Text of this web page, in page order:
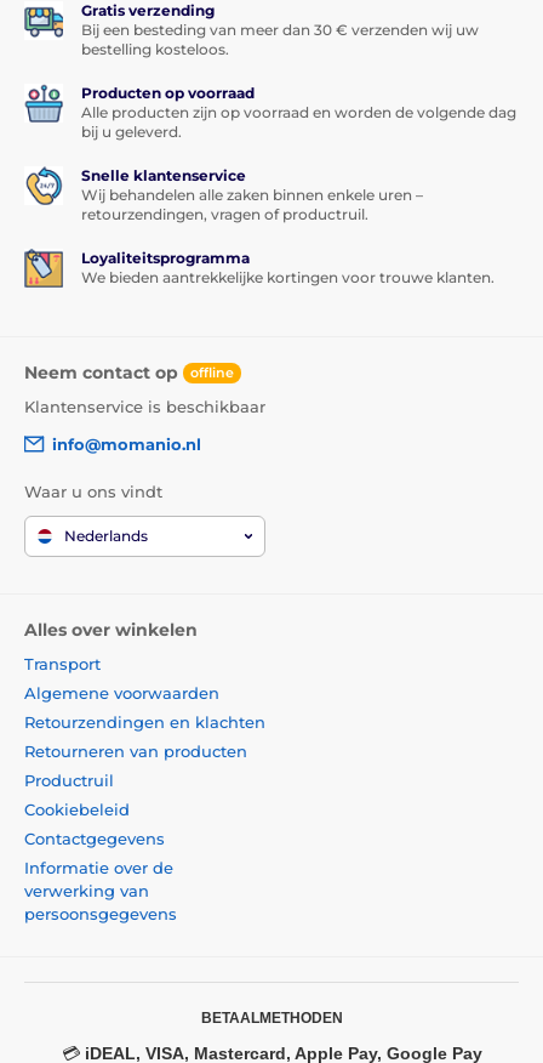
Gratis verzending
Bij een besteding van meer dan 30 € verzenden wij uw
bestelling kosteloos.
Producten op voorraad
Alle producten zijn op voorraad en worden de volgende dag
bij u geleverd.
Snelle klantenservice
Wij behandelen alle zaken binnen enkele uren –
retourzendingen, vragen of productruil.
Loyaliteitsprogramma
We bieden aantrekkelijke kortingen voor trouwe klanten.
Neem contact op offline
Klantenservice is beschikbaar
info@momanio.nl
Waar u ons vindt
Nederlands
Alles over winkelen
Transport
Algemene voorwaarden
Retourzendingen en klachten
Retourneren van producten
Productruil
Cookiebeleid
Contactgegevens
Informatie over de
verwerking van
persoonsgegevens
BETAALMETHODEN
💳 iDEAL, VISA, Mastercard, Apple Pay, Google Pay